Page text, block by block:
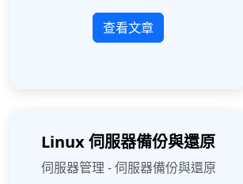
查看文章
Linux 伺服器備份與還原
伺服器管理 - 伺服器備份與還原